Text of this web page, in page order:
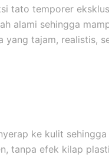
tato temporer
alami sehingga
yang tajam, realistis,
ke kulit sehingga
tanpa efek kilap